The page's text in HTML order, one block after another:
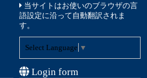
当サイトはお使いのブラウザの言
語設定に沿って自動翻訳されま
す。
Select Language ▼
Login form